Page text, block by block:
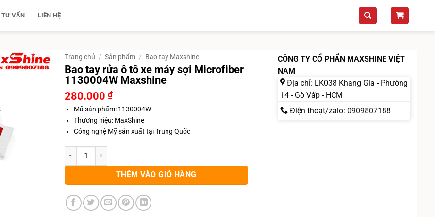
TƯ VẤN LIÊN HỆ
Trang chủ / Sản phẩm / Bao tay Maxshine
Bao tay rửa ô tô xe máy sợi Microfiber
1130004W Maxshine
280.000₫
Mã sản phẩm: 1130004W
Thương hiệu: MaxShine
Công nghệ Mỹ sản xuất tại Trung Quốc
Bao tay rửa ô tô xe máy sợi Microfiber 1130004W Maxshine số lượng
THÊM VÀO GIỎ HÀNG
CÔNG TY CỔ PHẨN MAXSHINE VIỆT
NAM
Địa chỉ: LK038 Khang Gia - Phường
14 - Gò Vấp - HCM
Điện thoạt/zalo: 0909807188